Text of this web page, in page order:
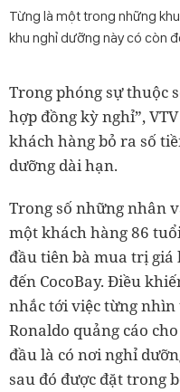
Từng là một trong những
khu nghỉ dưỡng này có còn
Trong phóng sự thuộc
hợp đồng kỳ nghỉ”,
khách hàng bỏ ra số
dưỡng dài hạn.
Trong số những nhân
một khách hàng 86
đầu tiên bà mua trị giá
đến CocoBay. Điều
nhắc tới việc từng
Ronaldo quảng cáo
đầu là có nơi nghỉ
sau đó được đặt trong